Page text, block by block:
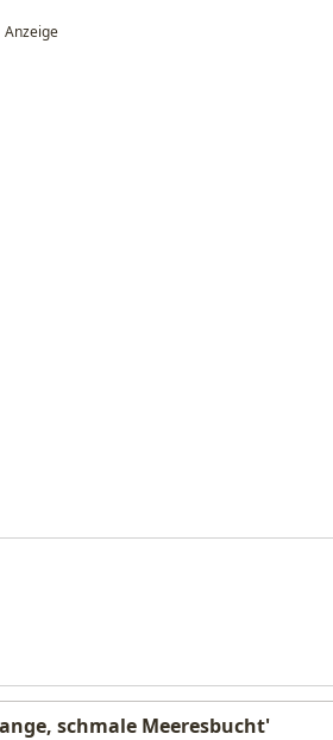
schmale Meeresbucht'